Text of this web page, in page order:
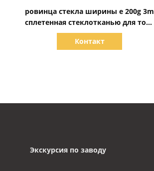
ровинца стекла ширины e 200g 3m
сплетенная стеклотканью для того
чтобы покрыть Surfboard
Контакт
Экскурсия по заводу